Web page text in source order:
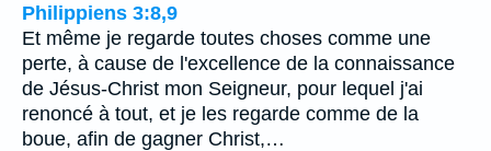
Philippiens 3:8,9
Et même je regarde toutes choses comme une
perte, à cause de l'excellence de la connaissance
de Jésus-Christ mon Seigneur, pour lequel j'ai
renoncé à tout, et je les regarde comme de la
boue, afin de gagner Christ,…